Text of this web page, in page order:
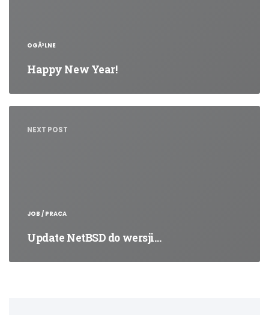
OGÃ³LNE
Happy New Year!
NEXT POST
JOB / PRACA
Update NetBSD do wersji…